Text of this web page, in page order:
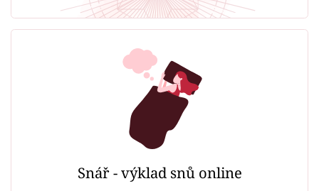
Snář - výklad snů online